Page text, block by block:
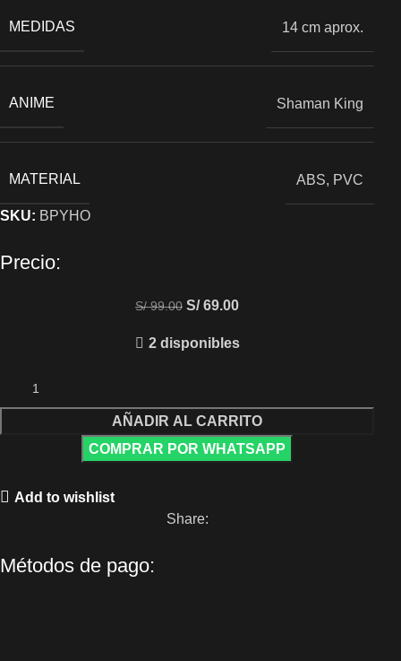
MEDIDAS 14 cm aprox.
ANIME Shaman King
MATERIAL ABS, PVC
SKU: BPYHO
Precio:
S/99.00 S/69.00
2 disponibles
AÑADIR AL CARRITO
COMPRAR POR WHATSAPP
Add to wishlist
Share:
Métodos de pago: